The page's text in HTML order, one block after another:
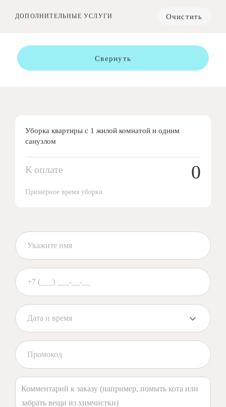
ДОПОЛНИТЕЛЬНЫЕ УСЛУГИ Очистить
Свернуть
Уборка квартиры с 1 жилой комнатой и одним
санузлом
К оплате 0
Примерное время уборки